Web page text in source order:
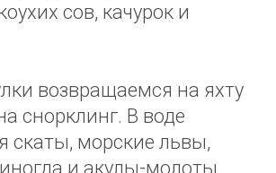
сов, качурок и
возвращаемся на яхту
снорклинг. В воде
скаты, морские львы,
и акулы-молоты.